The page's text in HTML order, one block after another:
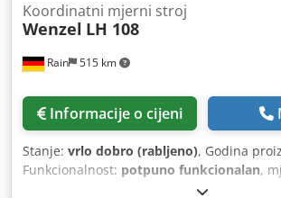
Rain 515 km
Koordinatni mjerni stroj
Wenzel LH 108
Informacije o cijeni
Stanje: vrlo dobro (rabljeno), Godina
Funkcionalnost: potpuno funkcionalan,
, mjerni raspon Y-osi: